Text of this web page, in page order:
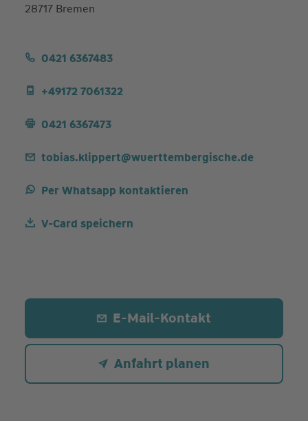
28717 Bremen
0421 6367483
+49172 7061322
0421 6367473
tobias.klippert@wuerttembergische.de
Per Whatsapp kontaktieren
V-Card speichern
E-Mail-Kontakt
Anfahrt planen